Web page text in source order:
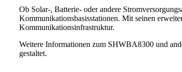
Ob Solar-, Batterie- oder andere
Kommunikationsbasisstationen. Mit seinen
Kommunikationsinfrastruktur.
Weitere Informationen zum SHWBA8300 und
gestaltet.